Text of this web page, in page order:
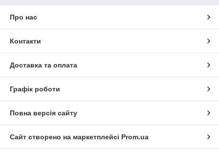
Про нас
Контакти
Доставка та оплата
Графік роботи
Повна версія сайту
Сайт створено на маркетплейсі Prom.ua